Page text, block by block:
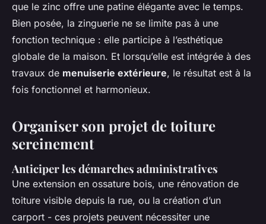
que le zinc offre une patine élégante avec le temps.
Bien posée, la zinguerie ne se limite pas à une
fonction technique : elle participe à l’esthétique
globale de la maison. Et lorsqu’elle est intégrée à des
travaux de menuiserie extérieure, le résultat est à la
fois fonctionnel et harmonieux.
Organiser son projet de toiture
sereinement
Anticiper les démarches administratives
Une extension en ossature bois, une rénovation de
toiture visible depuis la rue, ou la création d’un
carport - ces projets peuvent nécessiter une